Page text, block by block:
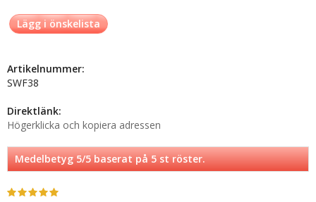
Lägg i önskelista
Artikelnummer:
SWF38
Direktlänk:
Högerklicka och kopiera adressen
Medelbetyg5/5 baserat på5st röster.